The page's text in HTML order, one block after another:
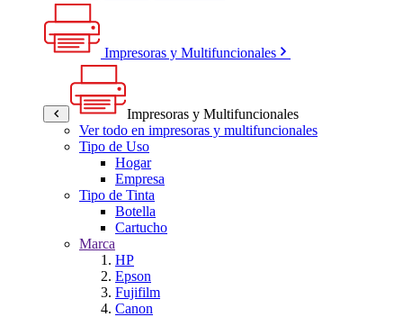
Impresoras y Multifuncionales
Impresoras y Multifuncionales
Ver todo en impresoras y multifuncionales
Tipo de Uso
Hogar
Empresa
Tipo de Tinta
Botella
Cartucho
Marca
HP
Epson
Fujifilm
Canon